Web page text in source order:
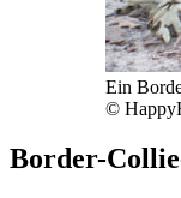
Ein
©
Border-